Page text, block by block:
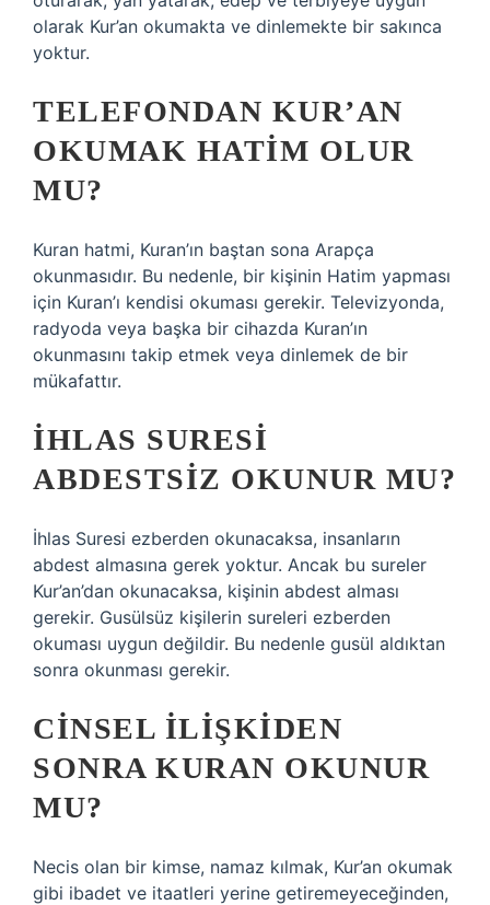
olarak Kur’an okumakta ve dinlemekte bir sakınca
yoktur.
TELEFONDAN KUR’AN
OKUMAK HATIM OLUR
MU?
Kuran hatmi, Kuran’ın baştan sona Arapça
okunmasıdır. Bu nedenle, bir kişinin Hatim yapması
için Kuran’ı kendisi okuması gerekir. Televizyonda,
radyoda veya başka bir cihazda Kuran’ın
okunmasını takip etmek veya dinlemek de bir
mükafattır.
İHLAS SURESI
ABDESTSIZ OKUNUR MU?
İhlas Suresi ezberden okunacaksa, insanların
abdest almasına gerek yoktur. Ancak bu sureler
Kur’an’dan okunacaksa, kişinin abdest alması
gerekir. Gusülsüz kişilerin sureleri ezberden
okuması uygun değildir. Bu nedenle gusül aldıktan
sonra okunması gerekir.
CINSEL ILIŞKIDEN
SONRA KURAN OKUNUR
MU?
Necis olan bir kimse, namaz kılmak, Kur’an okumak
gibi ibadet ve itaatleri yerine getiremeyeceğinden,